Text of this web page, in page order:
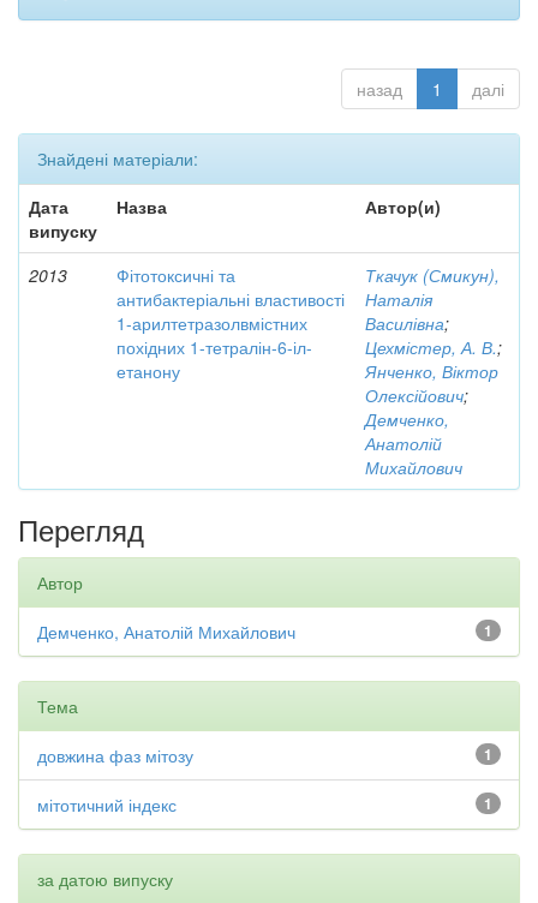
назад 1 далі
Знайдені матеріали:
Дата
випуску
Назва Автор(и)
2013
Фітотоксичні та
антибактеріальні властивості
1-арилтетразолвмістних
похідних 1-тетралін-6-іл-
етанону
Ткачук (Смикун),
Наталія
Василівна;
Цехмістер, А. В.;
Янченко, Віктор
Олексійович;
Демченко,
Анатолій
Михайлович
Перегляд
Автор
1
Демченко, Анатолій Михайлович
Тема
1
довжина фаз мітозу
1
мітотичний індекс
за датою випуску